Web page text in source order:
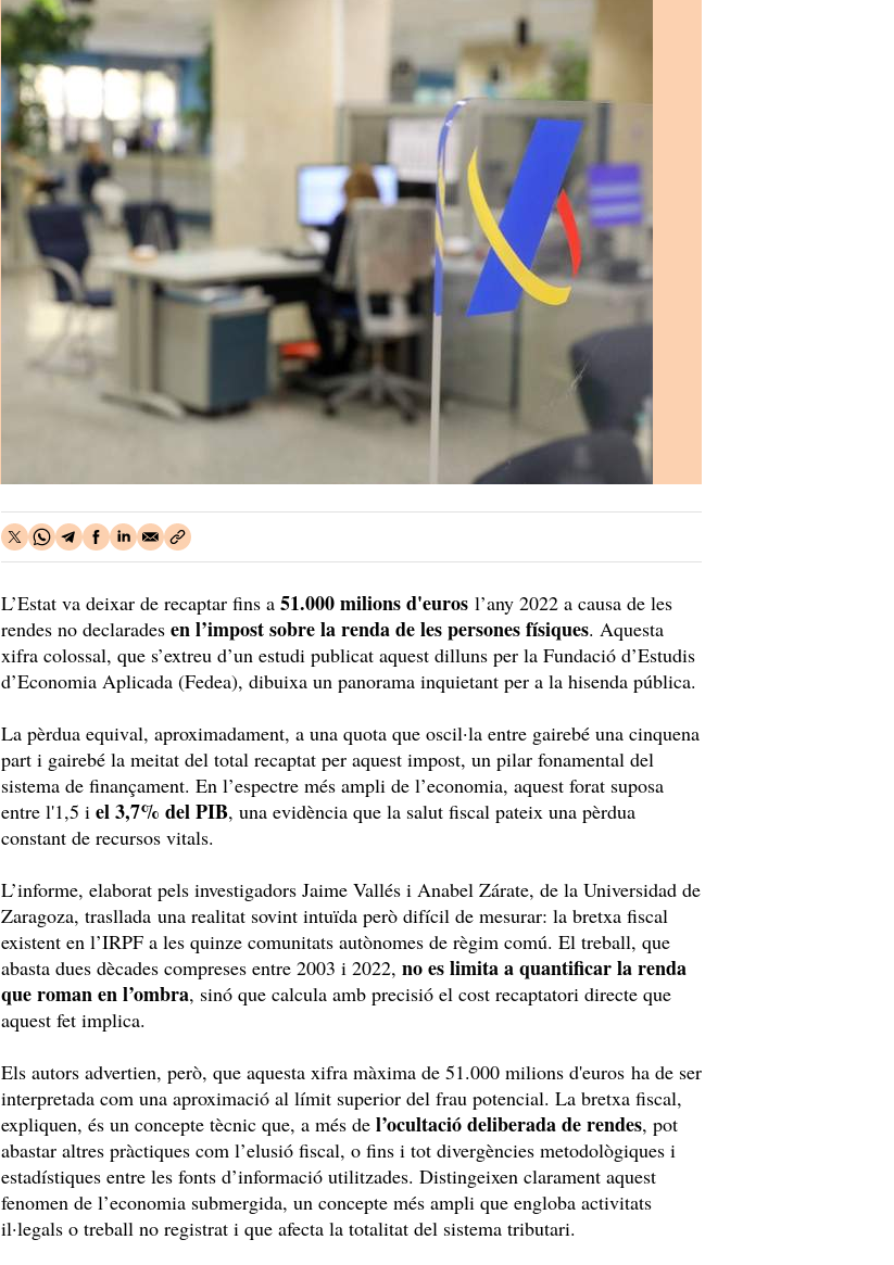
L’Estat va deixar de recaptar fins a 51.000 milions d'euros l’any 2022 a causa de les
rendes no declarades en l’impost sobre la renda de les persones físiques. Aquesta
xifra colossal, que s’extreu d’un estudi publicat aquest dilluns per la Fundació d’Estudis
d’Economia Aplicada (Fedea), dibuixa un panorama inquietant per a la hisenda pública.
La pèrdua equival, aproximadament, a una quota que oscil·la entre gairebé una cinquena
part i gairebé la meitat del total recaptat per aquest impost, un pilar fonamental del
sistema de finançament. En l’espectre més ampli de l’economia, aquest forat suposa
entre l'1,5 i el 3,7% del PIB, una evidència que la salut fiscal pateix una pèrdua
constant de recursos vitals.
L’informe, elaborat pels investigadors Jaime Vallés i Anabel Zárate, de la Universidad de
Zaragoza, trasllada una realitat sovint intuïda però difícil de mesurar: la bretxa fiscal
existent en l’IRPF a les quinze comunitats autònomes de règim comú. El treball, que
abasta dues dècades compreses entre 2003 i 2022, no es limita a quantificar la renda
que roman en l’ombra, sinó que calcula amb precisió el cost recaptatori directe que
aquest fet implica.
Els autors advertien, però, que aquesta xifra màxima de 51.000 milions d'euros ha de ser
interpretada com una aproximació al límit superior del frau potencial. La bretxa fiscal,
expliquen, és un concepte tècnic que, a més de l’ocultació deliberada de rendes, pot
abastar altres pràctiques com l’elusió fiscal, o fins i tot divergències metodològiques i
estadístiques entre les fonts d’informació utilitzades. Distingeixen clarament aquest
fenomen de l’economia submergida, un concepte més ampli que engloba activitats
il·legals o treball no registrat i que afecta la totalitat del sistema tributari.